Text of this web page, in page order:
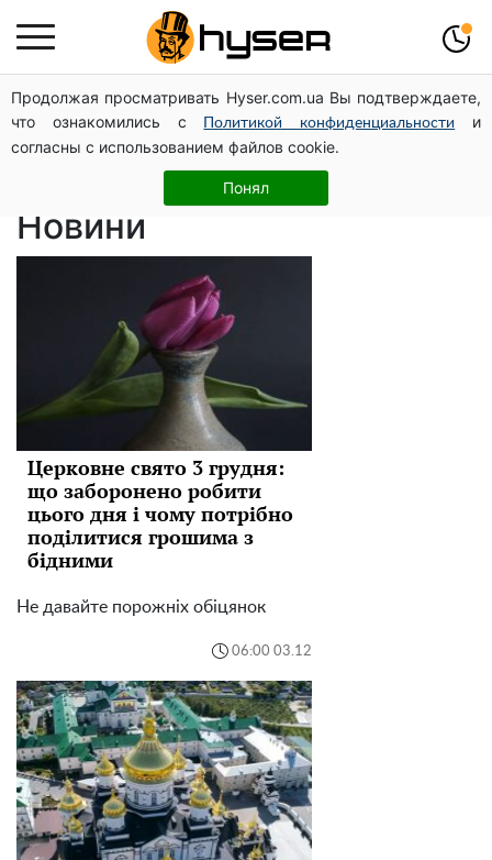
Продолжая просматривать Hyser.com.ua Вы подтверждаете,
что ознакомились с
Политикой конфиденциальности
и
согласны с использованием файлов cookie.
Понял
православный
праздник
Новини
Церковне свято 3 грудня:
що заборонено робити
цього дня і чому потрібно
поділитися грошима з
бідними
Не давайте порожніх обіцянок
06:00 03.12